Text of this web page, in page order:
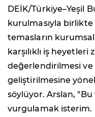
DEİK/Türkiye–Yeşil
kurulmasıyla birlikte
temasların kurumsal
karşılıklı iş heyetleri
değerlendirilmesi
geliştirilmesine
söylüyor. Arslan,
vurgulamak isterim.